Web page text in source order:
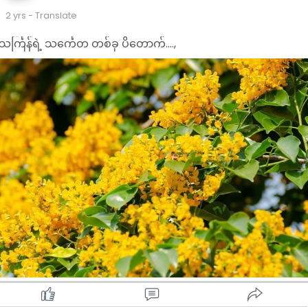
2 yrs - Translate
င်္ကြန်ရဲ့ သင်္ကေတ တစ်ခု ပိတောက်....,